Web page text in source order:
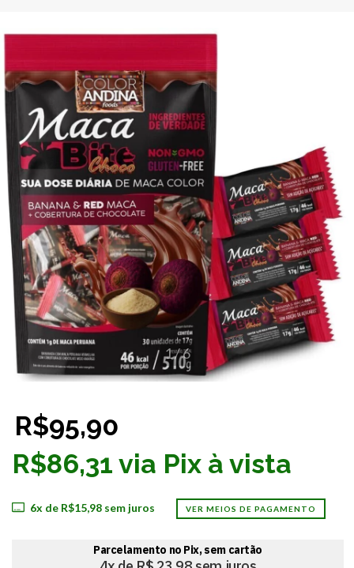
1/6
R$95,90
R$86,31 via Pix à vista
6x de R$15,98sem juros VER MEIOS DE PAGAMENTO